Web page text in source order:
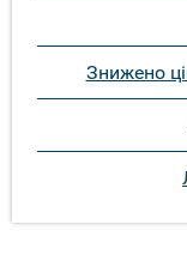
Знижено